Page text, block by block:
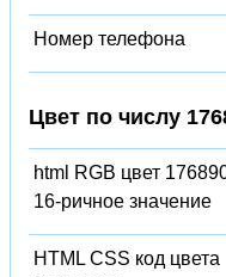
Номер телефона
Цвет по числу
html RGB цвет
16-ричное значение
HTML CSS код цвета